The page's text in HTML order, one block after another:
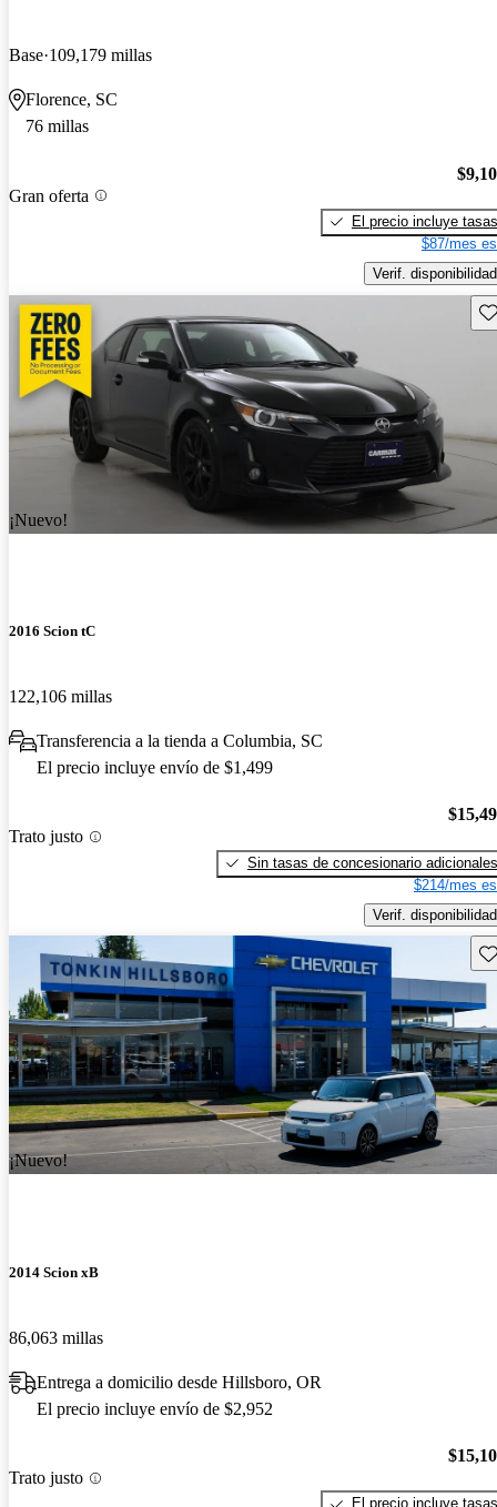
Base 109,179 millas
Florence, SC
76 millas
Gran oferta
El precio incluye tasas
$87/mes
Verif. disponibilidad
¡Nuevo!
2016 Scion tC
122,106 millas
Transferencia a la tienda a Columbia, SC
El precio incluye envío de $1,499
Trato justo
Sin tasas de concesionario adicionales
$214/mes
Verif. disponibilidad
¡Nuevo!
2014 Scion xB
86,063 millas
Entrega a domicilio desde Hillsboro, OR
El precio incluye envío de $2,952
Trato justo
El precio incluye tasas